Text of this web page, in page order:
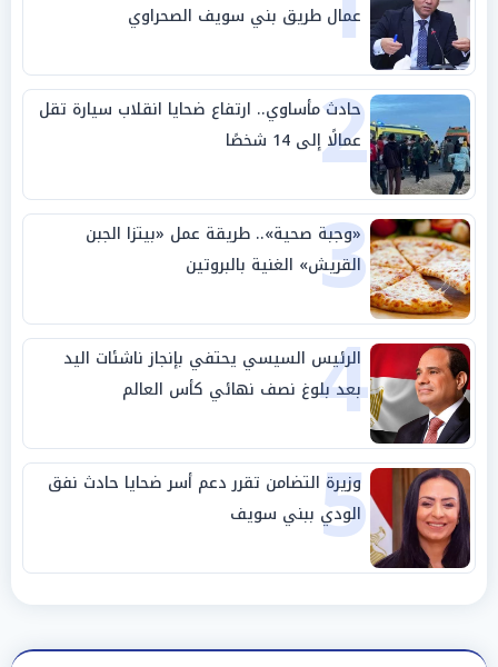
عمال طريق بني سويف الصحراوي
2
حادث مأساوي.. ارتفاع ضحايا انقلاب سيارة تقل
عمالًا إلى 14 شخصًا
3
«وجبة صحية».. طريقة عمل «بيتزا الجبن
القريش» الغنية بالبروتين
4
الرئيس السيسي يحتفي بإنجاز ناشئات اليد
بعد بلوغ نصف نهائي كأس العالم
5
وزيرة التضامن تقرر دعم أسر ضحايا حادث نفق
الودي ببني سويف